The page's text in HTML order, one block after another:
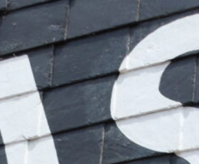
Der neue AStA Vorsitz bildet sich aus
der Grünen Hochschulgruppe (GHG)
stellvertretenden Vorsitzenden
Studierendenparlament besteht aus
Demokratischer Studenten (RCDS).
eine Koalitionsvereinbarung erzielt
Dennoch beteiligt sich die Linke Liste
David Wagner. Auch mit dem SDS
wurden aufgrund mangelnden